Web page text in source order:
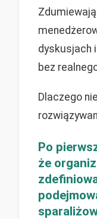
dyskusjach
bez
Dlaczego
Po
że